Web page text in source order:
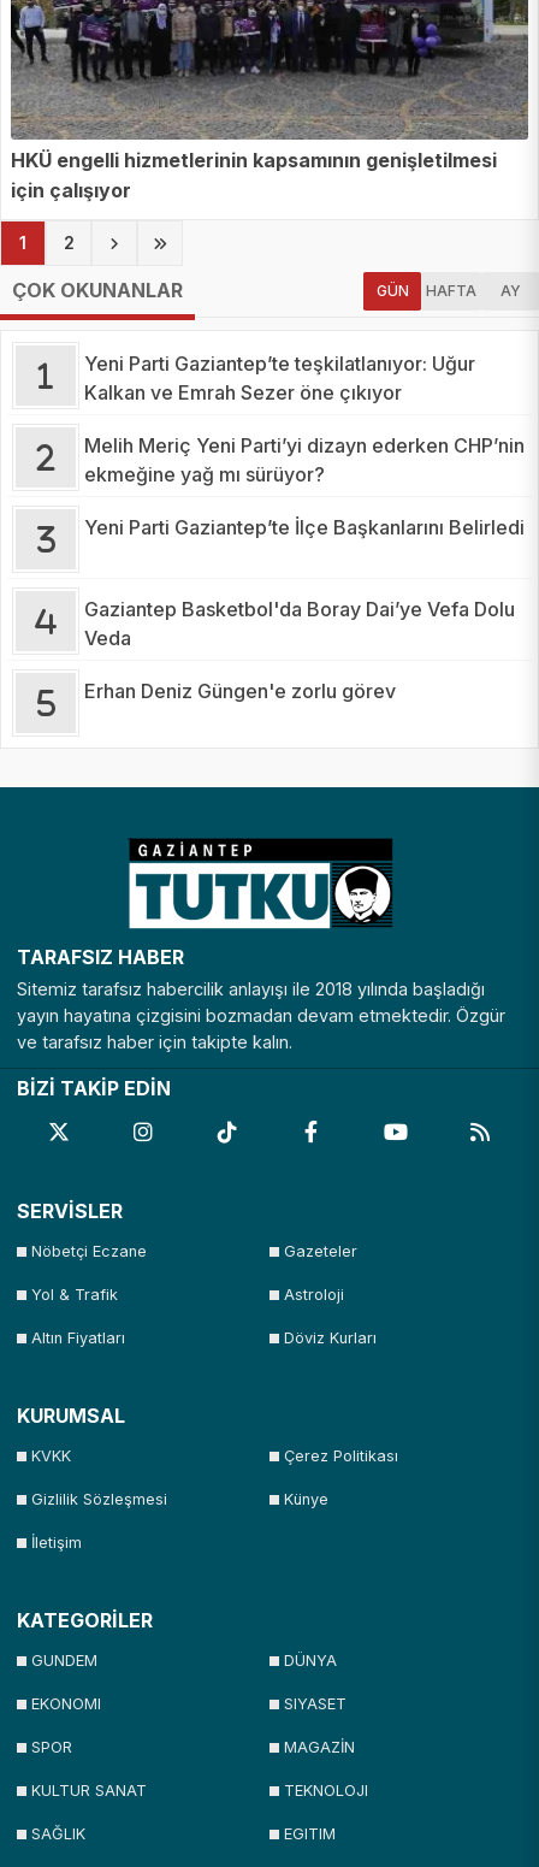
HKÜ engelli hizmetlerinin kapsamının genişletilmesi
için çalışıyor
1 (current)
2
ÇOK OKUNANLAR GÜN HAFTA AY
Yeni Parti Gaziantep’te teşkilatlanıyor: Uğur
Kalkan ve Emrah Sezer öne çıkıyor
Melih Meriç Yeni Parti’yi dizayn ederken CHP’nin
ekmeğine yağ mı sürüyor?
Yeni Parti Gaziantep’te İlçe Başkanlarını Belirledi
Gaziantep Basketbol'da Boray Dai’ye Vefa Dolu
Veda
Erhan Deniz Güngen'e zorlu görev
TARAFSIZ HABER
Sitemiz tarafsız habercilik anlayışı ile 2018 yılında başladığı
yayın hayatına çizgisini bozmadan devam etmektedir. Özgür
ve tarafsız haber için takipte kalın.
BİZİ TAKİP EDİN
SERVİSLER
Nöbetçi Eczane Gazeteler
Yol & Trafik Astroloji
Altın Fiyatları Döviz Kurları
KURUMSAL
KVKK Çerez Politikası
Gizlilik Sözleşmesi Künye
İletişim
KATEGORİLER
GUNDEM DÜNYA
EKONOMI SIYASET
SPOR MAGAZİN
KULTUR SANAT TEKNOLOJI
SAĞLIK EGITIM